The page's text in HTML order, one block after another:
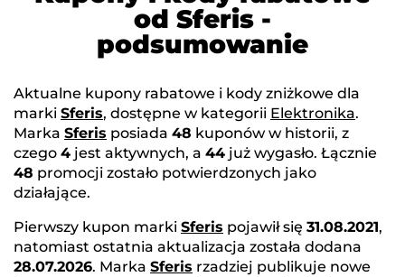
od Sferis -
podsumowanie
Aktualne kupony rabatowe i kody zniżkowe dla
marki Sferis, dostępne w kategorii Elektronika.
Marka Sferis posiada 48 kuponów w historii, z
czego 4 jest aktywnych, a 44 już wygasło. Łącznie
48 promocji zostało potwierdzonych jako
działające.
Pierwszy kupon marki Sferis pojawił się 31.08.2021,
natomiast ostatnia aktualizacja została dodana
28.07.2026. Marka Sferis rzadziej publikuje nowe